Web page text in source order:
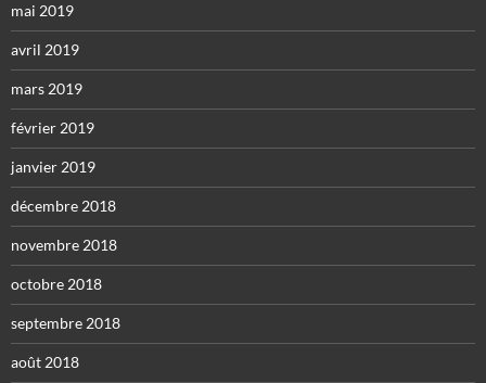
mai 2019
avril 2019
mars 2019
février 2019
janvier 2019
décembre 2018
novembre 2018
octobre 2018
septembre 2018
août 2018